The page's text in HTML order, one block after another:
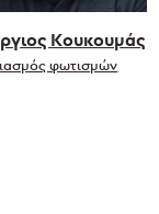
Κουκουμάς
φωτισμών